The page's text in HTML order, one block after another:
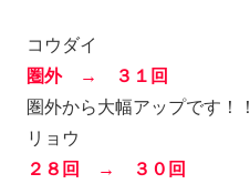
コウダイ
圏外 → ３１回
圏外から大幅アップです！！
リョウ
２８回 → ３０回